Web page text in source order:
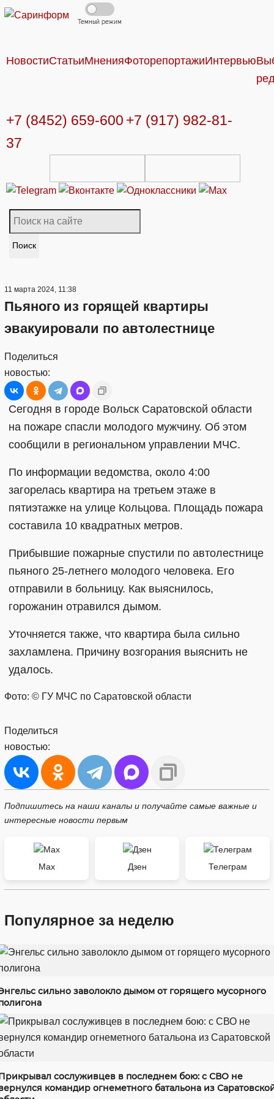
Темный режим
НовостиСтатьиМненияФоторепортажиИнтервью
+7 (8452) 659-600 +7 (917) 982-81-
37
Поиск
11 марта 2024, 11:38
Пьяного из горящей квартиры
эвакуировали по автолестнице
Поделиться
новостью:
Сегодня в городе Вольск Саратовской области
на пожаре спасли молодого мужчину. Об этом
сообщили в региональном управлении МЧС.
По информации ведомства, около 4:00
загорелась квартира на третьем этаже в
пятиэтажке на улице Кольцова. Площадь пожара
составила 10 квадратных метров.
Прибывшие пожарные спустили по автолестнице
пьяного 25-летнего молодого человека. Его
отправили в больницу. Как выяснилось,
горожанин отравился дымом.
Уточняется также, что квартира была сильно
захламлена. Причину возгорания выяснить не
удалось.
Фото: © ГУ МЧС по Саратовской области
Поделиться
новостью:
Подпишитесь на наши каналы и получайте самые важные и
интересные новости первым
Max Дзен Телеграм
Популярное за неделю
сильно заволокло дымом от горящего мусорного
сослуживцев в последнем бою: с СВО не
командир огнеметного батальона из